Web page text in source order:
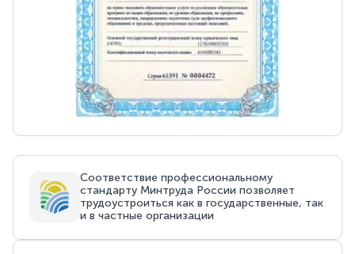
Соответствие профессиональному
стандарту Минтруда России позволяет
трудоустроиться как в государственные, так
и в частные организации